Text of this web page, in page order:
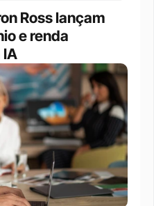
Ross lançam
e renda
IA